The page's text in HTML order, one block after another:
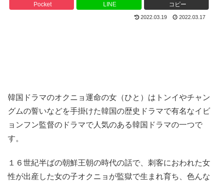
Pocket LINE コピー
2022.03.19 2022.03.17
韓国ドラマのオクニョ運命の女（ひと）はトンイやチャン
グムの誓いなどを手掛けた韓国の歴史ドラマで有名なイビ
ョンフン監督のドラマで人気のある韓国ドラマの一つで
す。
１６世紀半ばの朝鮮王朝の時代の話で、刺客におわれた女
性が出産した女の子オクニョが監獄で生まれ育ち、色んな